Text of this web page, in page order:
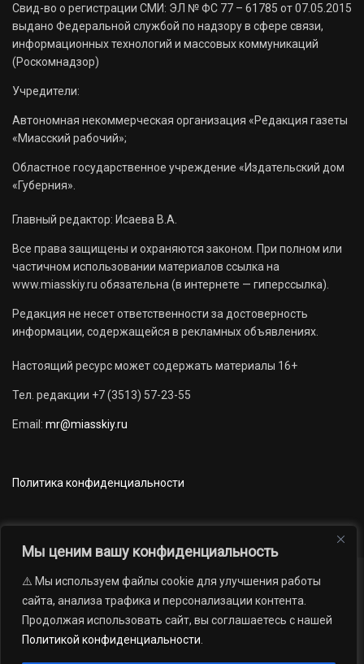
Мы ценим вашу конфиденциальность
⚠️ Мы используем файлы cookie для улучшения работы
сайта, анализа трафика и персонализации контента.
Продолжая использовать сайт, вы соглашаетесь с нашей
Политикой конфиденциальности
Свид-во о регистрации СМИ: ЭЛ № ФС 77 – 61785 от 07.05.2015
выдано Федеральной службой по надзору в сфере связи,
информационных технологий и массовых коммуникаций
(Роскомнадзор)
Учредители:
Автономная некоммерческая организация «Редакция газеты
«Миасский рабочий»;
Областное государственное учреждение «Издательский дом
«Губерния».
Главный редактор: Исаева В.А.
Все права защищены и охраняются законом. При полном или
частичном использовании материалов ссылка на
www.miasskiy.ru обязательна (в интернете — гиперссылка).
Редакция не несет ответственности за достоверность
информации, содержащейся в рекламных объявлениях.
Настоящий ресурс может содержать материалы 16+
Тел. редакции +7 (3513) 57-23-55
Email: mr@miasskiy.ru
Политика конфиденциальности
Новости Наши проекты
Официально
АРХИВ
16+
газеты «Миасский рабочий»; Областное государственное учреждение